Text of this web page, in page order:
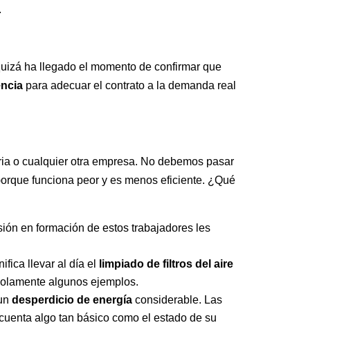
ha llegado el momento de confirmar que
para adecuar el contrato a la demanda real
o cualquier otra empresa. No debemos pasar
funciona peor y es menos eficiente. ¿Qué
en formación de estos trabajadores les
llevar al día el
limpiado de filtros del aire
algunos ejemplos.
desperdicio de energía considerable. Las
algo tan básico como el estado de su